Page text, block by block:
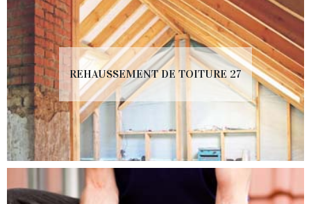
REHAUSSEMENT DE TOITURE 27